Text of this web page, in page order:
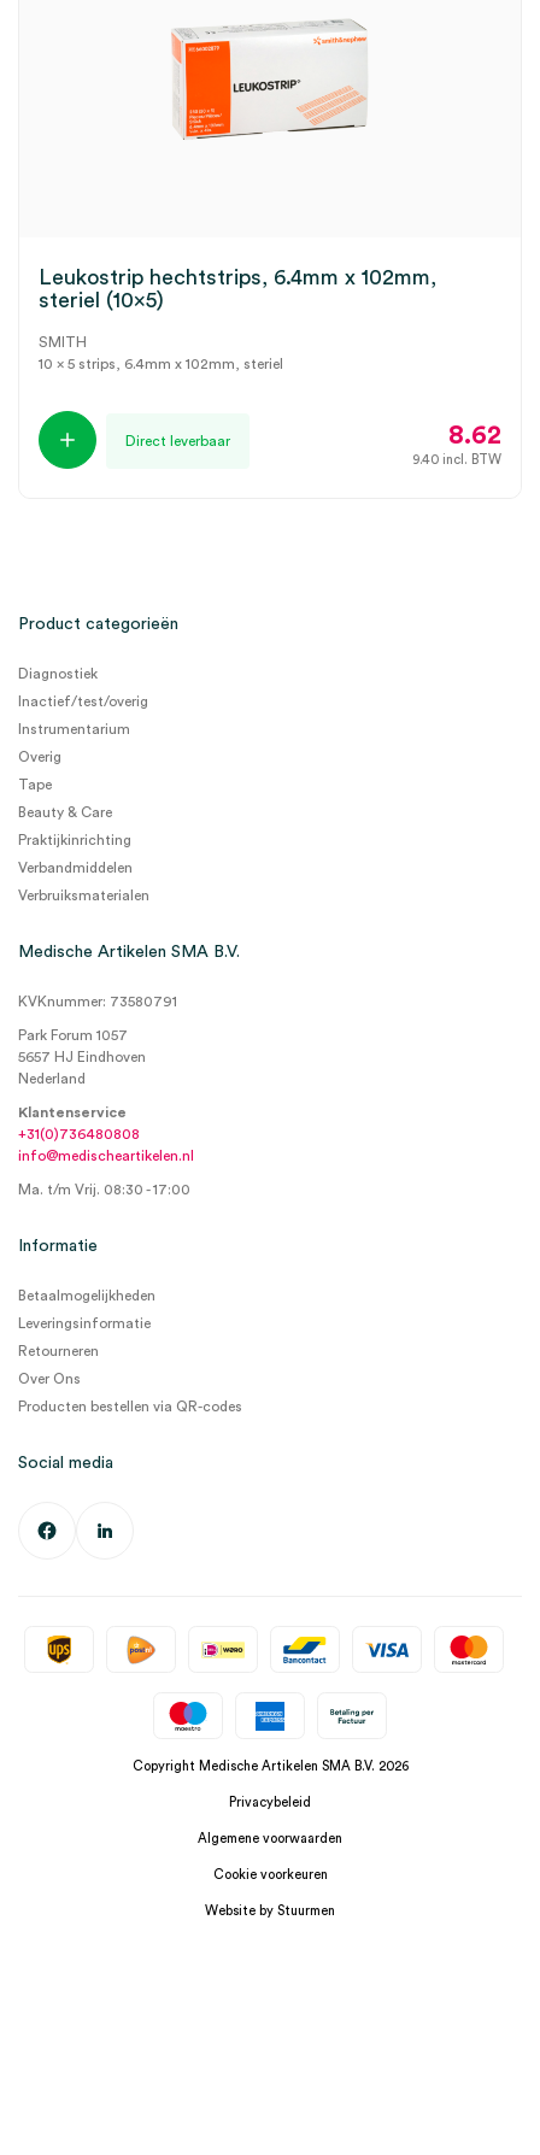
Leukostrip hechtstrips, 6.4mm x 102mm,
steriel (10×5)
SMITH
10 x 5 strips, 6.4mm x 102mm, steriel
Direct leverbaar 8.62
9.40 incl. BTW
Product categorieën
Diagnostiek
Inactief/test/overig
Instrumentarium
Overig
Tape
Beauty & Care
Praktijkinrichting
Verbandmiddelen
Verbruiksmaterialen
Medische Artikelen SMA B.V.
KVKnummer: 73580791
Park Forum 1057
5657 HJ Eindhoven
Nederland
Klantenservice
+31(0)736480808
info@medischeartikelen.nl
Ma. t/m Vrij. 08:30 - 17:00
Informatie
Betaalmogelijkheden
Leveringsinformatie
Retourneren
Over Ons
Producten bestellen via QR-codes
Social media
Copyright Medische Artikelen SMA B.V. 2026
Privacybeleid
Algemene voorwaarden
Cookie voorkeuren
Website by Stuurmen